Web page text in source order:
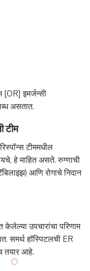
इमर्जन्सी
असतात.
टीम
टीममधील
हे माहित असते. रुग्णाची
आणि रोगाचे निदान
उपचारांचा परिणाम
समर्थ हॉस्पिटलची ER
तयार आहे.